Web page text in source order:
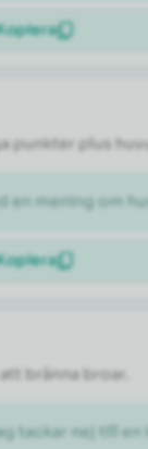
punkter plus
mening om
bränna broar.
tackar nej till